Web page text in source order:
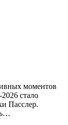
моментов
стало
Пасслер.